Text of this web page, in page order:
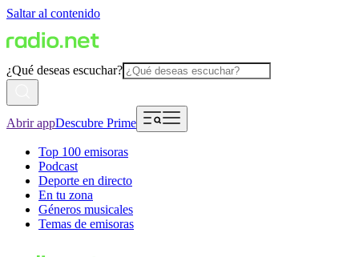
Saltar al contenido
¿Qué deseas escuchar?
Abrir appDescubre Prime
Top 100 emisoras
Podcast
Deporte en directo
En tu zona
Géneros musicales
Temas de emisoras